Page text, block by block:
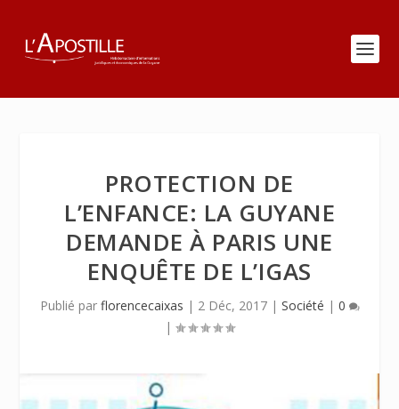
PROTECTION DE
L’ENFANCE: LA GUYANE
DEMANDE À PARIS UNE
ENQUÊTE DE L’IGAS
Publié par florencecaixas | 2 Déc, 2017| Société | 0
|